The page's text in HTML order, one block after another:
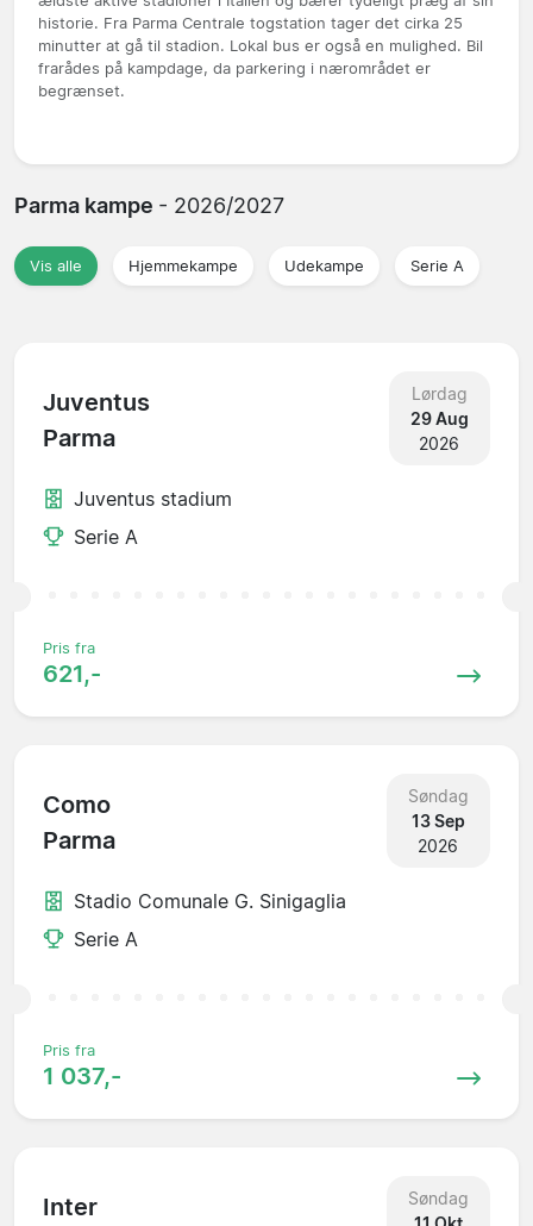
historie. Fra Parma Centrale togstation tager det cirka 25
minutter at gå til stadion. Lokal bus er også en mulighed. Bil
frarådes på kampdage, da parkering i nærområdet er
begrænset.
Parma kampe - 2026/2027
Vis alle Hjemmekampe Udekampe Serie A
Juventus
Parma
Lørdag
29 Aug
2026
Juventus stadium
Serie A
Pris fra
621,-
Como
Parma
Søndag
13 Sep
2026
Stadio Comunale G. Sinigaglia
Serie A
Pris fra
1 037,-
Inter
Søndag